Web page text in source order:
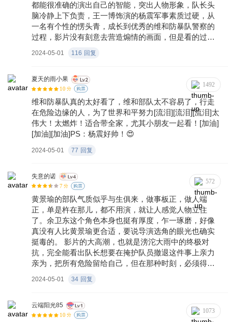
都能很准确的演出自己的智能，突出人物形象，队长头
脑冷静上下负责，王一博饰演的杨震军事素质过硬，从
一名有个性的愣头青，成长到优秀的维和防暴队警察的
过程，影片没有刻意去营造煽情的画面，但是看的过程
物的塑造很到位，对战友兄弟情把握很细腻，打戏动作
很优秀，很辛苦，很伟大，他们用生命筑起了中非友谊
的桥梁，向他们致敬。 🌟 推荐 推荐指数五星 适合每一
个年龄段的人去看，去了解我们平时接触不到的世界，
让我们更加珍惜现有生活，更加热爱祖国，一个没有硝
烟的国家。z这个世界不是没有战争，我们只是有幸生在
没有战争的国家。
2024-05-01 116 回复
夏天的雨小果
10 分 购票
1492
维和防暴队真的太好看了，维和部队太不容易了，行走
在危险边缘的人，为了世界和平努力[流泪][流泪][流泪]太
伟大！太燃炸！适合带全家，尤其小朋友一起看！[加油]
[加油][加油]PS：杨震好帅！😍
2024-05-01 77 回复
失意的诺
7 分 购票
572
黄景瑜的部队气质似乎与生俱来，做事板正，做人端
正，单是杵在那儿，都不用演，就让人感觉人物立住
了。余卫东这个角色本身也挺有厚度，乍一琢磨，好像
真没有人比黄景瑜更合适，要说导演选角的眼光也确实
挺毒的。 影片的大高潮，也就是滂沱大雨中的终极对
抗，完全能看出队长想要在掩护队员撤退这件事上亲力
亲为，把所有危险留给自己，但在那种时刻，必须得留
结协作，绝不能让维和小队折在这儿。 片子挺燃，却又
得不多，但好在中国精神本身源远流长，想要为维和行
动代言也是轻而易举的事。以前不太懂“命运共同体”，但
2024-05-01 34 回复
云端阳光85
10 分 购票
1073